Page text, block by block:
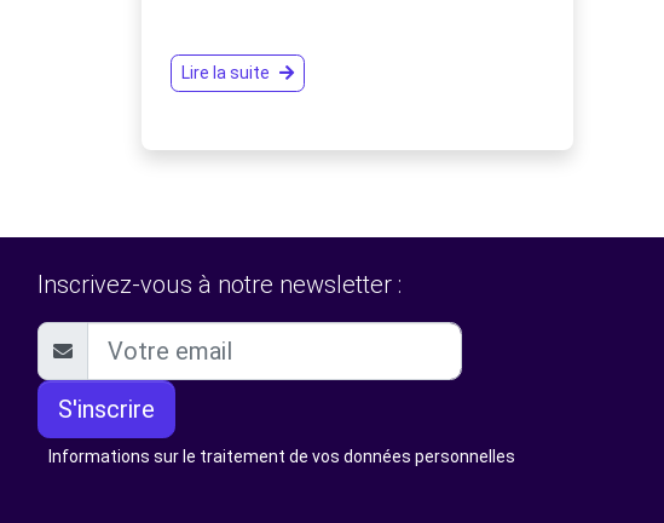
Lire la suite
Inscrivez-vous à notre newsletter :
S'inscrire
Informations sur le traitement de vos données personnelles